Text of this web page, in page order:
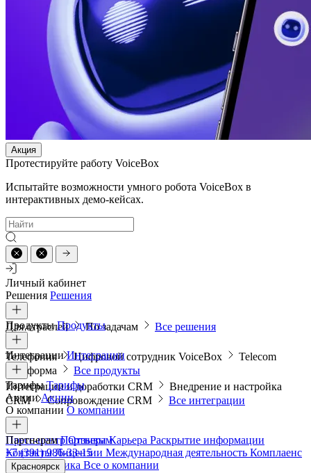
Акция
Протестируйте работу VoiceBox
Испытайте возможности умного робота VoiceBox в
интерактивных демо-кейсах.
Личный кабинет
Решения Решения
Для отраслей По задачам Все решения
ПродуктыПродукты
Телефония Цифровой сотрудник VoiceBox
Telecom
платформа
Все продукты
ИнтеграцииИнтеграции
Интеграции и доработки CRM
Внедрение и настройка
CRM
Сопровождение CRM Все интеграции
ТарифыТарифы
АкцииАкции
О компании О компании
Пресс-центрОтзывыКарьера Раскрытие информации
КонтактыЛицензии Международная деятельность Комплаенс
и деловая этика Все о компании
ПартнерамПартнерам
+7 (391) 986-33-15
Красноярск